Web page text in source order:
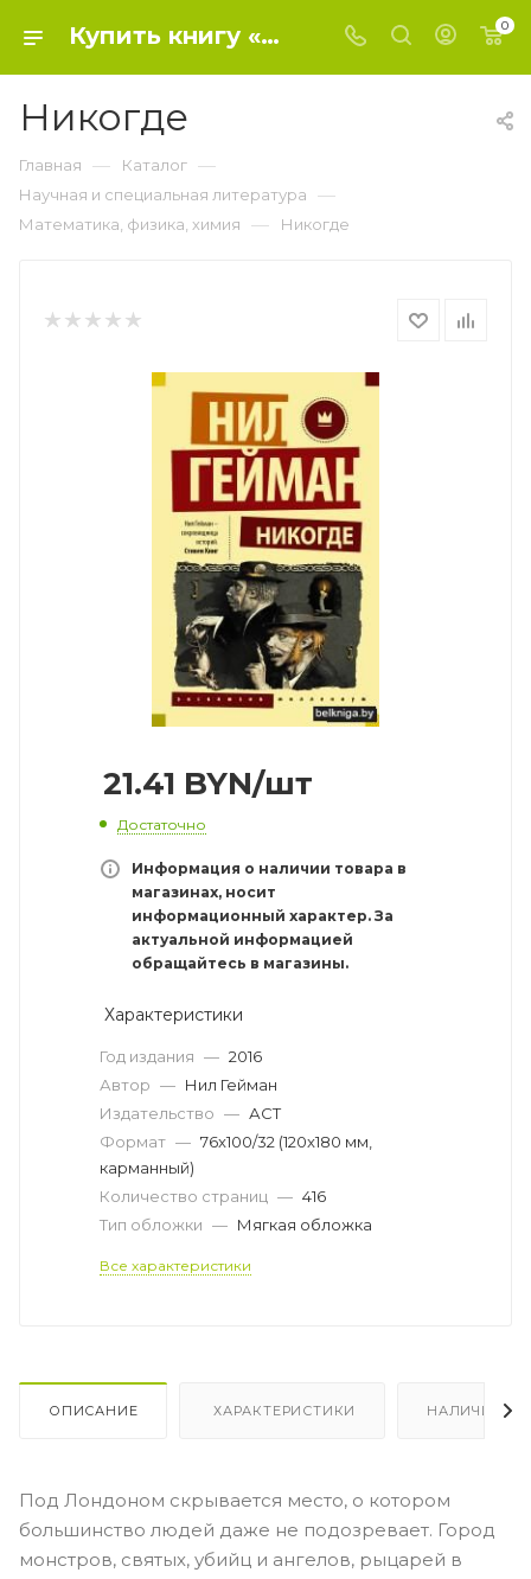
Купить книгу «Никогде» 2016, Нил Гейман - Математика, физика, химия 0
Никогде
Главная — Каталог —
Научная и специальная литература —
Математика, физика, химия — Никогде
21.41 BYN/шт
Достаточно
Информация о наличии товара в
магазинах, носит
информационный характер. За
актуальной информацией
обращайтесь в магазины.
Характеристики
Год издания — 2016
Автор — Нил Гейман
Издательство — АСТ
Формат — 76x100/32 (120x180 мм,
карманный)
Количество страниц — 416
Тип обложки — Мягкая обложка
Все характеристики
ОПИСАНИЕ ХАРАКТЕРИСТИКИ НАЛИЧИЕ
Под Лондоном скрывается место, о котором
большинство людей даже не подозревает. Город
монстров, святых, убийц и ангелов, рыцарей в